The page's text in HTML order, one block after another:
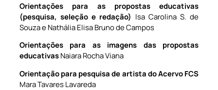
Orientações para as propostas educativas
(pesquisa, seleção e redação) Isa Carolina S. de
Souza e Nathália Elisa Bruno de Campos
Orientações para as imagens das propostas
educativasNaiara Rocha Viana
Orientação para pesquisa de artista do Acervo FCS
Mara Tavares Lavareda